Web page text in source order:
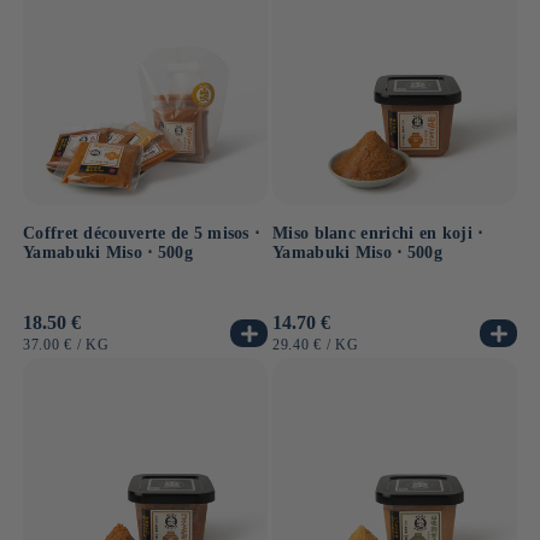
Coffret découverte de 5 misos ⋅
Yamabuki Miso ⋅ 500g
Prix
habituel
18.50 €
PRIX
37.00 € / PAR
KG
Miso blanc enrichi en koji ⋅
Yamabuki Miso ⋅ 500g
Prix
habituel
14.70 €
PRIX
29.40 € / PAR
KG